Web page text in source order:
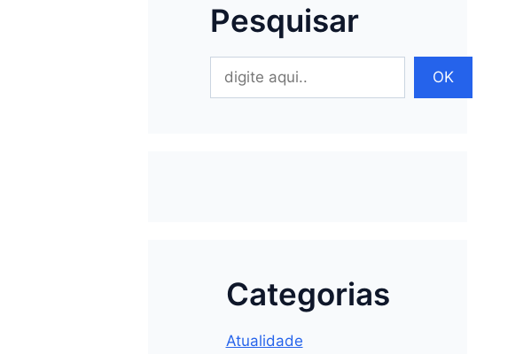
Pesquisar
Pesquisar
OK
Categorias
Atualidade